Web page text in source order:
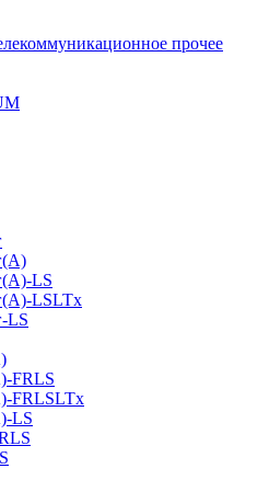
прочее
LS
LSLTx
LS
FRLS
FRLSLTx
LS